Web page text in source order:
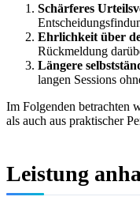
Schärferes
Ehrlichkeit über
Rückmeldung
Längere
langen Sessions
Im Folgenden betrachten
als auch aus praktischer
Leistung